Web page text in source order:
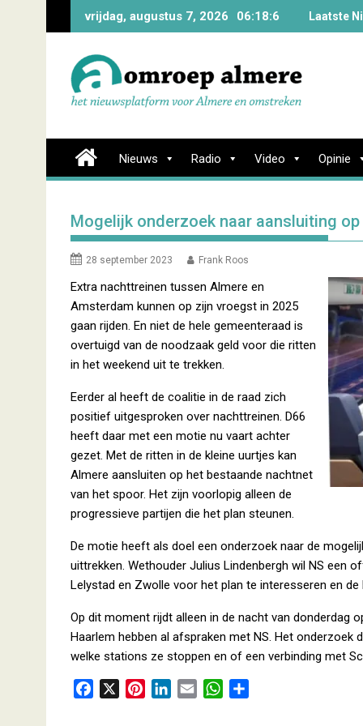
vrijdag, augustus 7, 2026 06:18:6 Laatste
Nieuws Radio Video Opinie
Mogelijk onderzoek naar aansluiting
28 september 2023 Frank Roos
Extra nachttreinen tussen Almere en
Amsterdam kunnen op zijn vroegst in 2025
gaan rijden. En niet de hele gemeenteraad is
overtuigd van de noodzaak geld voor die ritten
in het weekend uit te trekken.
Eerder al heeft de coalitie in de raad zich
positief uitgesproken over nachttreinen. D66
heeft daar met een motie nu vaart achter
gezet. Met de ritten in de kleine uurtjes kan
Almere aansluiten op het bestaande nachtnet
van het spoor. Het zijn voorlopig alleen de
progressieve partijen die het plan steunen.
De motie heeft als doel een onderzoek naar de
uittrekken. Wethouder Julius Lindenbergh wil NS een
Lelystad en Zwolle voor het plan te interesseren en de
Op dit moment rijdt alleen in de nacht van donderdag
Haarlem hebben al afspraken met NS. Het onderzoek
welke stations ze stoppen en of een verbinding met
W